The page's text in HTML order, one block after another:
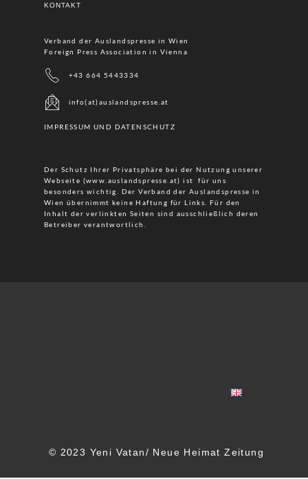
KONTAKT
Verband der Auslandspresse in Wien
Foreign Press Association in Vienna
+43 664 5443334
info(at)auslandspresse.at
IMPRESSUM UND DATENSCHUTZ
Der Schutz Ihrer Privatsphäre bei der Nutzung unserer
Webseite (www.auslandspresse.at) ist für uns
besonders wichtig. Der Verband der Auslandspresse in
Wien übernimmt keine Haftung für Links. Für den
Inhalt der verlinkten Seiten sind ausschließlich deren
Betreiber verantwortlich.
© 2023 Yeni Vatan/ Neue Heimat Zeitung